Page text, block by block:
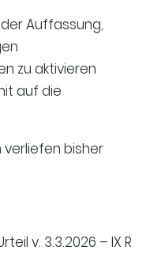
Auffassung,
zu aktivieren
auf die
verliefen bisher
v. 3.3.2026 – IX R